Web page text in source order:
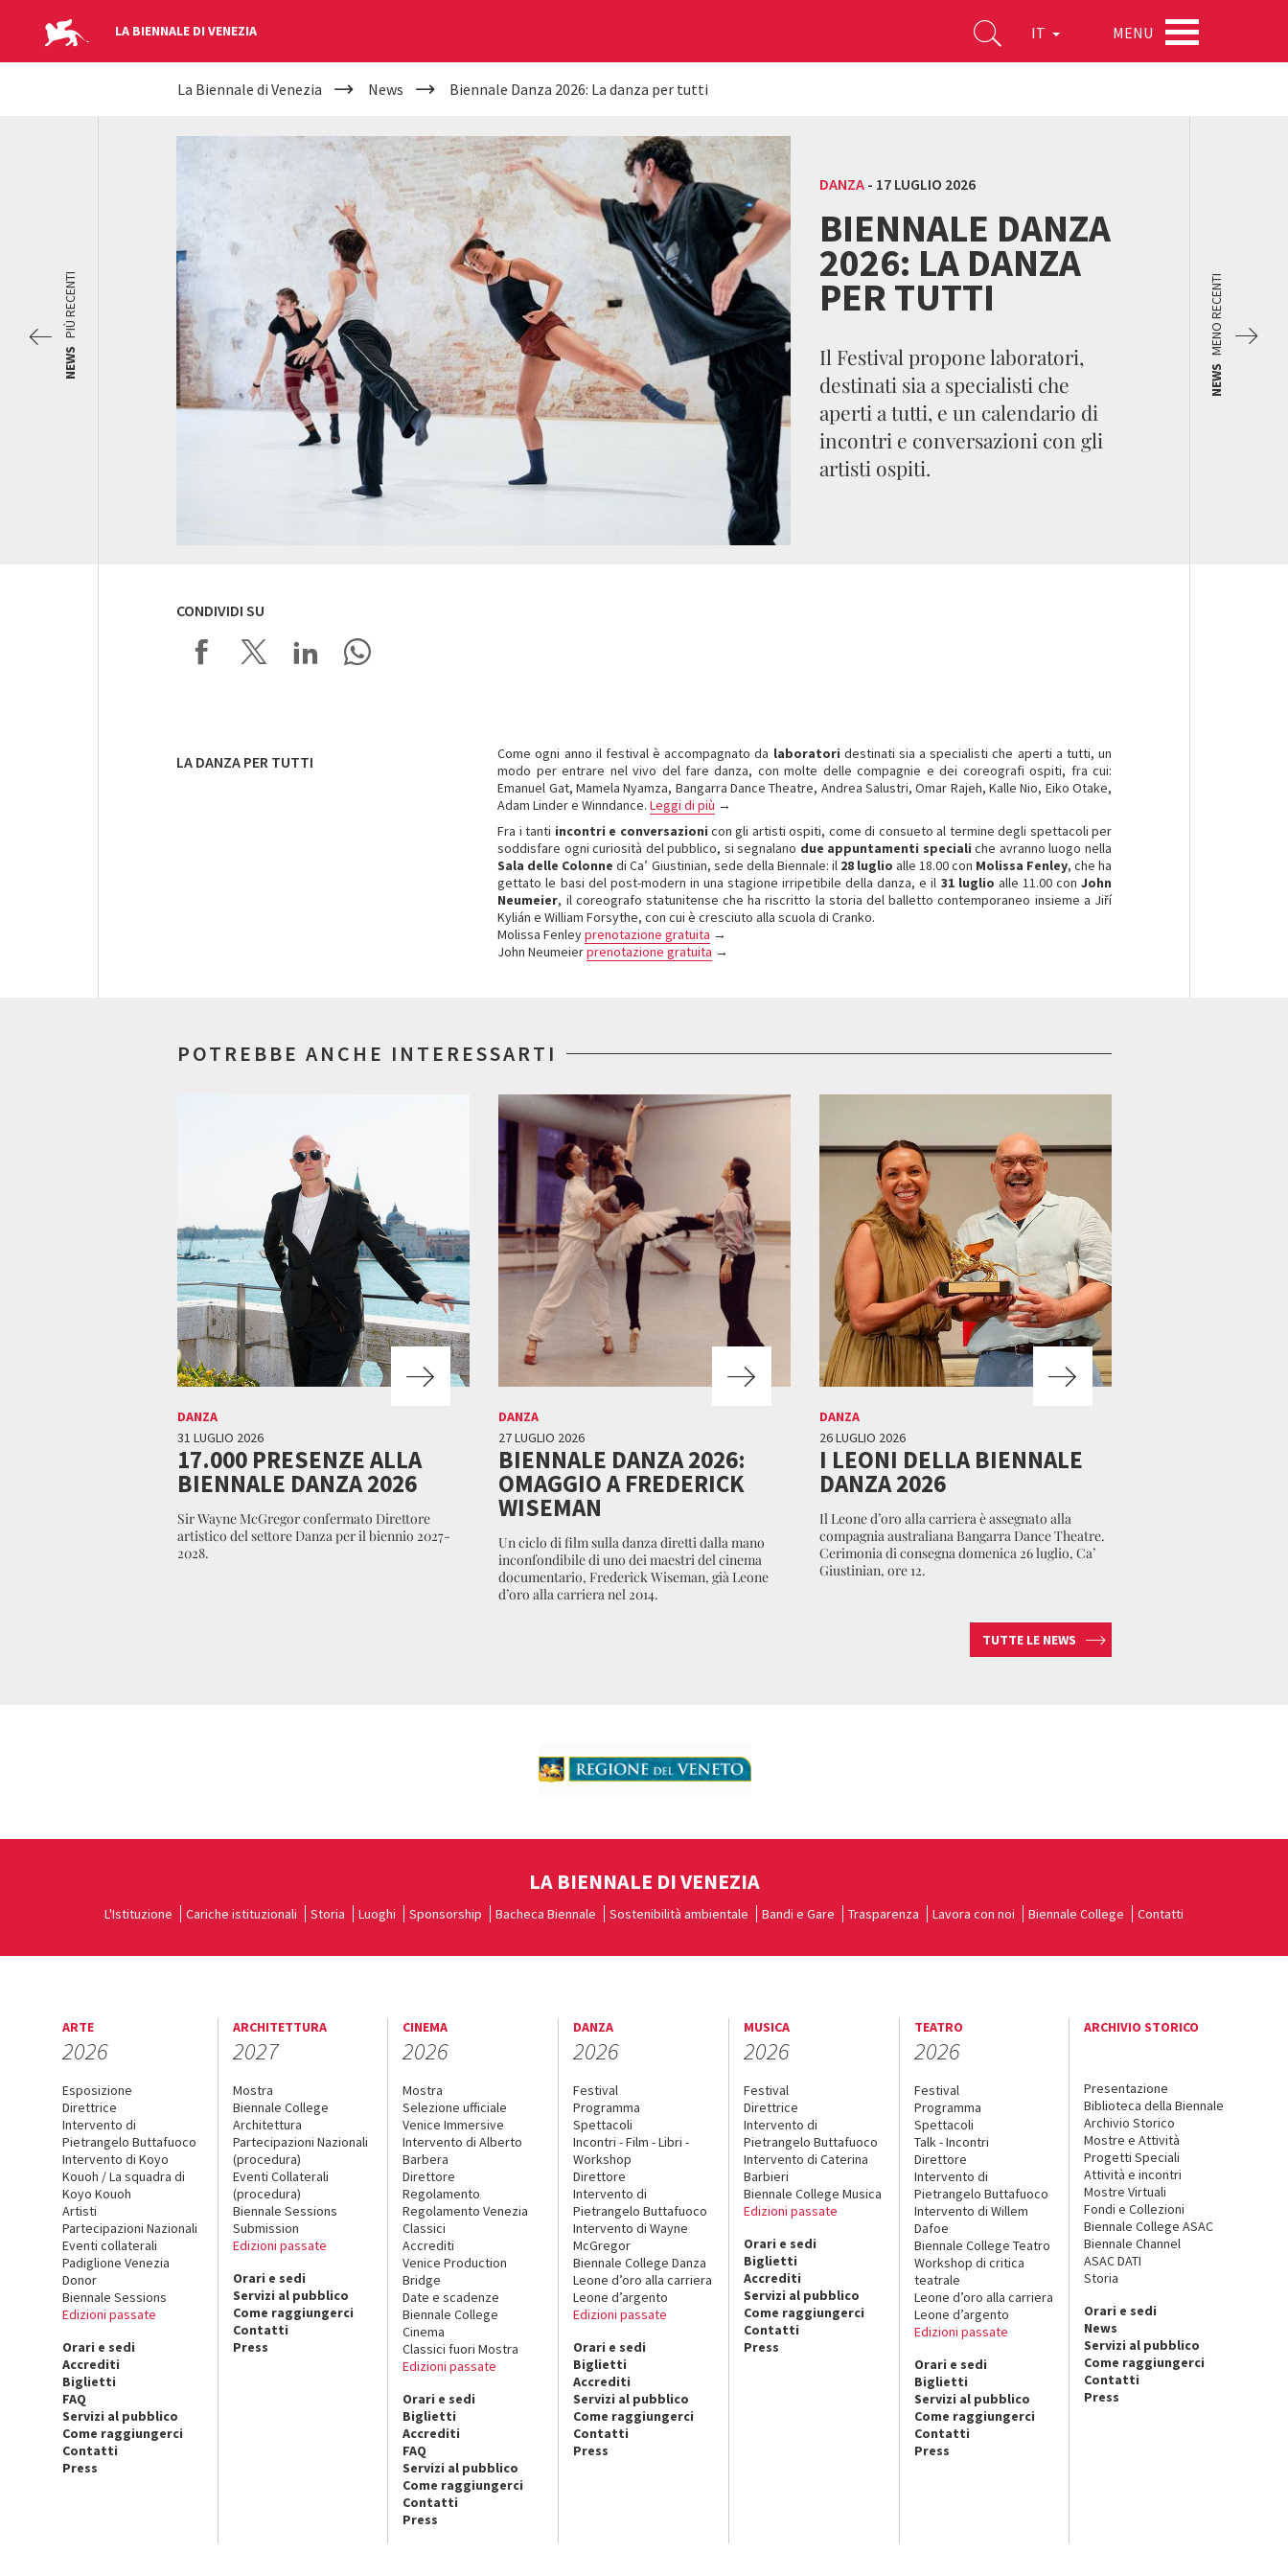
LA BIENNALE DI VENEZIA IT MENU
YOUR
HERE
La Biennale di Venezia News Biennale Danza 2026: La danza per tutti
DANZA- 17 LUGLIO 2026
BIENNALE DANZA
2026: LA DANZA
PER TUTTI
Il Festival propone laboratori,
destinati sia a specialisti che
aperti a tutti, e un calendario di
incontri e conversazioni con gli
artisti ospiti.
NEWS
MENO RECENTI
NEWS
PIÙ RECENTI
CONDIVIDI SU
LA DANZA PER TUTTI Come ogni anno il festival è accompagnato da laboratori destinati sia a specialisti che aperti a tutti, un
modo per entrare nel vivo del fare danza, con molte delle compagnie e dei coreografi ospiti, fra cui:
Emanuel Gat, Mamela Nyamza, Bangarra Dance Theatre, Andrea Salustri, Omar Rajeh, Kalle Nio, Eiko Otake,
Adam Linder e Winndance.Leggi di più →
Fra i tanti incontri e conversazioni con gli artisti ospiti, come di consueto al termine degli spettacoli per
soddisfare ogni curiosità del pubblico, si segnalano due appuntamenti speciali che avranno luogo nella
Sala delle Colonne di Ca’ Giustinian, sede della Biennale: il 28 luglio alle 18.00 con Molissa Fenley, che ha
gettato le basi del post-modern in una stagione irripetibile della danza, e il 31 luglio alle 11.00 con John
Neumeier, il coreografo statunitense che ha riscritto la storia del balletto contemporaneo insieme a Jiří
Kylián e William Forsythe, con cui è cresciuto alla scuola di Cranko.
Molissa Fenleyprenotazione gratuita →
John Neumeierprenotazione gratuita →
POTREBBE ANCHE INTERESSARTI
DANZA
31 LUGLIO 2026
17.000 PRESENZE ALLA
BIENNALE DANZA 2026
Sir Wayne McGregor confermato Direttore
artistico del settore Danza per il biennio 2027-
2028.
DANZA
27 LUGLIO 2026
BIENNALE DANZA 2026:
OMAGGIO A FREDERICK
WISEMAN
Un ciclo di film sulla danza diretti dalla mano
inconfondibile di uno dei maestri del cinema
documentario, Frederick Wiseman, già Leone
d’oro alla carriera nel 2014.
DANZA
26 LUGLIO 2026
I LEONI DELLA BIENNALE
DANZA 2026
Il Leone d’oro alla carriera è assegnato alla
compagnia australiana Bangarra Dance Theatre.
Cerimonia di consegna domenica 26 luglio, Ca’
Giustinian, ore 12.
TUTTE LE NEWS
LA BIENNALE DI VENEZIA
L'Istituzione Cariche istituzionali Storia Luoghi Sponsorship Bacheca Biennale Sostenibilità ambientale Bandi e Gare Trasparenza Lavora con noi Biennale College Contatti
ARTE
2026
Esposizione
Direttrice
Intervento di
Pietrangelo Buttafuoco
Intervento di Koyo
Kouoh / La squadra di
Koyo Kouoh
Artisti
Partecipazioni Nazionali
Eventi collaterali
Padiglione Venezia
Donor
Biennale Sessions
Edizioni passate
Orari e sedi
Accrediti
Biglietti
FAQ
Servizi al pubblico
Come raggiungerci
Contatti
Press
ARCHITETTURA
2027
Mostra
Biennale College
Architettura
Partecipazioni Nazionali
(procedura)
Eventi Collaterali
(procedura)
Biennale Sessions
Submission
Edizioni passate
Orari e sedi
Servizi al pubblico
Come raggiungerci
Contatti
Press
CINEMA
2026
Mostra
Selezione ufficiale
Venice Immersive
Intervento di Alberto
Barbera
Direttore
Regolamento
Regolamento Venezia
Classici
Accrediti
Venice Production
Bridge
Date e scadenze
Biennale College
Cinema
Classici fuori Mostra
Edizioni passate
Orari e sedi
Biglietti
Accrediti
FAQ
Servizi al pubblico
Come raggiungerci
Contatti
Press
DANZA
2026
Festival
Programma
Spettacoli
Incontri - Film - Libri -
Workshop
Direttore
Intervento di
Pietrangelo Buttafuoco
Intervento di Wayne
McGregor
Biennale College Danza
Leone d’oro alla carriera
Leone d’argento
Edizioni passate
Orari e sedi
Biglietti
Accrediti
Servizi al pubblico
Come raggiungerci
Contatti
Press
MUSICA
2026
Festival
Direttrice
Intervento di
Pietrangelo Buttafuoco
Intervento di Caterina
Barbieri
Biennale College Musica
Edizioni passate
Orari e sedi
Biglietti
Accrediti
Servizi al pubblico
Come raggiungerci
Contatti
Press
TEATRO
2026
Festival
Programma
Spettacoli
Talk - Incontri
Direttore
Intervento di
Pietrangelo Buttafuoco
Intervento di Willem
Dafoe
Biennale College Teatro
Workshop di critica
teatrale
Leone d’oro alla carriera
Leone d’argento
Edizioni passate
Orari e sedi
Biglietti
Servizi al pubblico
Come raggiungerci
Contatti
Press
ARCHIVIO STORICO
Presentazione
Biblioteca della Biennale
Archivio Storico
Mostre e Attività
Progetti Speciali
Attività e incontri
Mostre Virtuali
Fondi e Collezioni
Biennale College ASAC
Biennale Channel
ASAC DATI
Storia
Orari e sedi
News
Servizi al pubblico
Come raggiungerci
Contatti
Press